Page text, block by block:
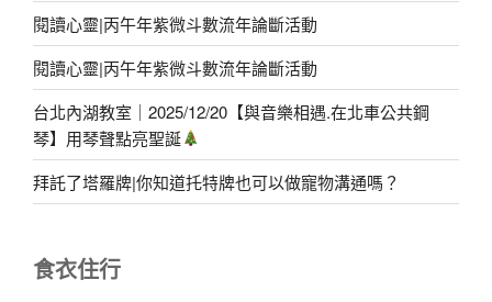
閱讀心靈|丙午年紫微斗數流年論斷活動
閱讀心靈|丙午年紫微斗數流年論斷活動
台北內湖教室｜2025/12/20【與音樂相遇.在北車公共鋼
琴】用琴聲點亮聖誕
拜託了塔羅牌|你知道托特牌也可以做寵物溝通嗎？
食衣住行